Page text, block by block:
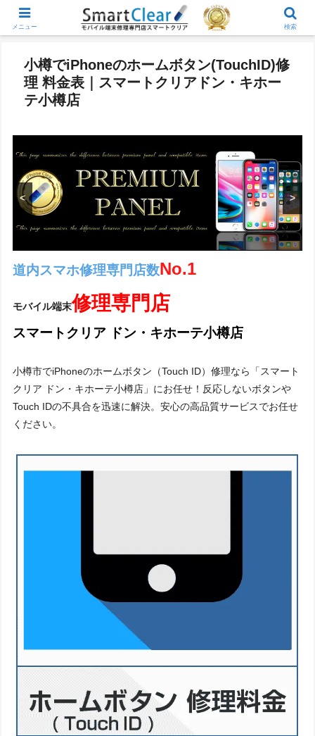
小樽でiPhoneのホームボタン(TouchID)修
理 料金表｜スマートクリアドン・キホー
テ小樽店
支払い.comは、担保不要でオフィスにいながら60秒で資金調
達を実現する、オンライン完結型の資金繰り改善サービスで
< >
道内スマホ修理専門店数No.1
モバイル端末修理専門店
スマートクリア ドン・キホーテ小樽店
小樽市でiPhoneのホームボタン（Touch ID）修理なら「スマート
クリア ドン・キホーテ小樽店」にお任せ！反応しないボタンや
Touch IDの不具合を迅速に解決。安心の高品質サービスでお任せ
ください。
メニュー 検索